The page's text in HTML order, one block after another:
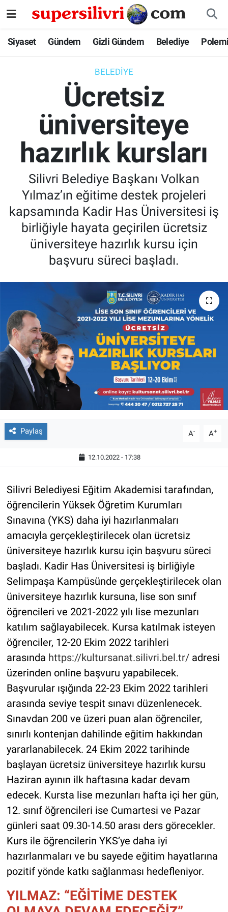
Siyaset Gündem Gizli Gündem Belediye
BELEDIYE
Ücretsiz
üniversiteye
hazırlık kursları
Silivri Belediye Başkanı Volkan
Yılmaz’ın eğitime destek projeleri
kapsamında Kadir Has Üniversitesi iş
birliğiyle hayata geçirilen ücretsiz
üniversiteye hazırlık kursu için
başvuru süreci başladı.
Paylaş A- A+
12.10.2022 - 17:38
Silivri Belediyesi Eğitim Akademisi tarafından,
öğrencilerin Yüksek Öğretim Kurumları
Sınavına (YKS) daha iyi hazırlanmaları
amacıyla gerçekleştirilecek olan ücretsiz
üniversiteye hazırlık kursu için başvuru süreci
başladı. Kadir Has Üniversitesi iş birliğiyle
Selimpaşa Kampüsünde gerçekleştirilecek olan
üniversiteye hazırlık kursuna, lise son sınıf
öğrencileri ve 2021-2022 yılı lise mezunları
katılım sağlayabilecek. Kursa katılmak isteyen
öğrenciler, 12-20 Ekim 2022 tarihleri
arasında https://kultursanat.silivri.bel.tr/adresi
üzerinden online başvuru yapabilecek.
Başvurular ışığında 22-23 Ekim 2022 tarihleri
arasında seviye tespit sınavı düzenlenecek.
Sınavdan 200 ve üzeri puan alan öğrenciler,
sınırlı kontenjan dahilinde eğitim hakkından
yararlanabilecek. 24 Ekim 2022 tarihinde
başlayan ücretsiz üniversiteye hazırlık kursu
Haziran ayının ilk haftasına kadar devam
edecek. Kursta lise mezunları hafta içi her gün,
12. sınıf öğrencileri ise Cumartesi ve Pazar
günleri saat 09.30-14.50 arası ders görecekler.
Kurs ile öğrencilerin YKS’ye daha iyi
hazırlanmaları ve bu sayede eğitim hayatlarına
pozitif yönde katkı sağlanması hedefleniyor.
YILMAZ: “EĞİTİME DESTEK
Siyaset
Belediye
İstanbul Nöbetçi Eczaneler
İstanbul Namaz Vakitleri
İstanbul Trafik Yoğunluk Haritası
Süper Lig Puan Durumu ve Fikstür
Son Dakika Haberleri
Haber Arşivi